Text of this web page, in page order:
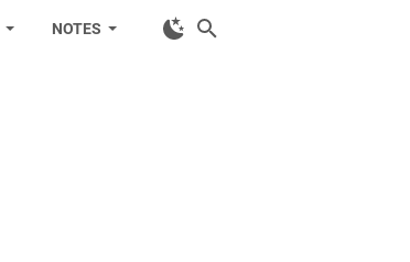
NOTES